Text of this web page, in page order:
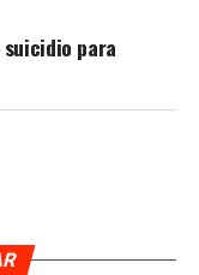
para